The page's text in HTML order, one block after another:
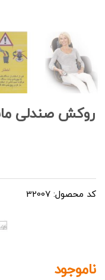
کد محصول: 32007
ناموجود